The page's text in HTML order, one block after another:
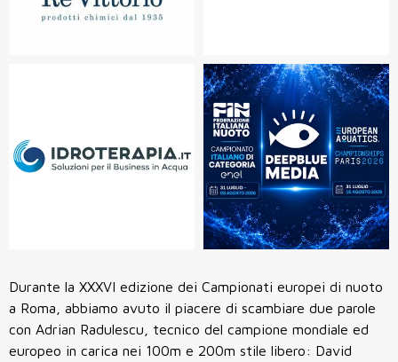
Durante la XXXVI edizione dei Campionati europei di nuoto
a Roma, abbiamo avuto il piacere di scambiare due parole
con Adrian Radulescu, tecnico del campione mondiale ed
europeo in carica nei 100m e 200m stile libero: David